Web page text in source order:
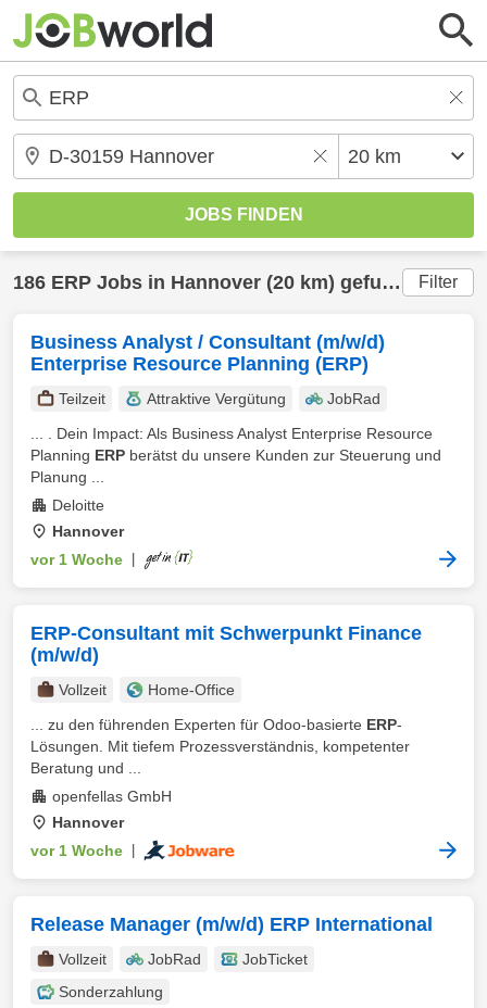
186 ERP Jobs in Hannover (20 km) gefunden Filter
Business Analyst / Consultant (m/w/d)
Enterprise Resource Planning (ERP)
Teilzeit Attraktive Vergütung
JobRad
... . Dein Impact: Als Business Analyst Enterprise Resource
Planning ERP berätst du unsere Kunden zur Steuerung und
Planung ...
Deloitte
Hannover
vor 1 Woche
ERP-Consultant mit Schwerpunkt Finance
(m/w/d)
Vollzeit
Home-Office
... zu den führenden Experten für Odoo-basierte ERP-
Lösungen. Mit tiefem Prozessverständnis, kompetenter
Beratung und ...
openfellas GmbH
Hannover
vor 1 Woche
Release Manager (m/w/d) ERP International
Vollzeit JobRad
JobTicket
Sonderzahlung